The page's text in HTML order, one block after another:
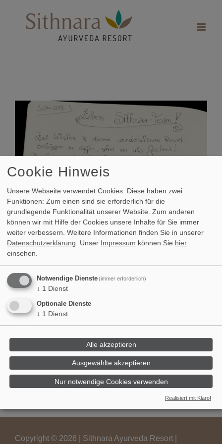
Cookie Hinweis
Unsere Webseite verwendet Cookies. Diese haben zwei
Funktionen: Zum einen sind sie erforderlich für die
grundlegende Funktionalität unserer Website. Zum anderen
können wir mit Hilfe der Cookies unsere Inhalte für Sie immer
weiter verbessern. Weitere Informationen finden Sie in unserer
Datenschutzerklärung . Unser Impressum können Sie hier
einsehen.
Notwendige Dienste(immer erforderlich)
↓ 1 Dienst
Optionale Dienste
↓ 1 Dienst
Nur notwendige Cookies verwenden
Ausgewählte akzeptieren
Alle akzeptieren
Realisiert mit Klaro!
Zeige
grösseres
Bild
von Helena
Copyright © 2026 | Sithnara Ayurveda Resort |